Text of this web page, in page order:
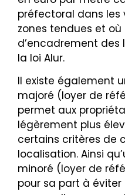
préfectoral dans les
zones tendues et où
d’encadrement des
la loi Alur.
Il existe également
majoré (loyer de
permet aux
légèrement plus
certains critères de
localisation. Ainsi
minoré (loyer de
pour sa part à éviter